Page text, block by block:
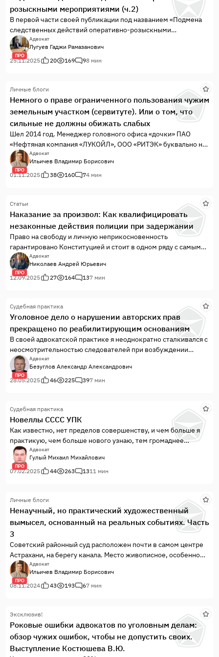
розыскными мероприятиями (ч.2)
В первой части своей публикации под названием «Подмена
следственных действий оперативно-розыскными
мероприятиями часть 1» мною был затронут вопрос
недопустимости подмены обыска ОРМ «Обследование
помещений, зданий, сооружений, участков местности и
подмены допроса подозреваемого, обвиняемого
объяснениями, которые даются в рамках ОРМ «Опрос»,
«Оперативный эксперимент», «Проверочная закупка»,
проводимых как до возбуждения уголовного дела, так и в
ходе оперативного сопровождения расследуемого
уголовного дела.
ПРО
Адвокат
Лугуев Гаджи Рамазанович
25.11.2025
20 169 98 мин
Личные блоги
Немного о праве ограниченного пользования чужим
земельным участком (сервитуте). Или о том, что
сильные не должны обижать слабых
Шел 2014 год. Менеджер головного офиса «дочки» ПАО
«Нефтяная компания «ЛУКОЙЛ», ООО «РИТЭК» буквально на
пороге зала судебного заседания остановил Галину и
предложил договориться по спорному вопросу без суда.Суть
спорного вопроса заключается в том, что Галина, простой
ПРО
Адвокат
Ильичев Владимир Борисович
01.11.2025
38 160 74 мин
Статьи
Наказание за произвол: Как квалифицировать
незаконные действия полиции при задержании
Право на свободу и личную неприкосновенность
гарантировано Конституцией и стоит в одном ряду с самыми
важными правами человека. Но именно в этой области чаще
всего возникают спорные ситуации, когда речь заходит о
действиях полиции при задержании и удержании граждан.
тем, знание правил и алгоритмов поведения в таких случаях
— это не только способ защитить себя, но и инструмент для
того, чтобы впоследствии привлечь сотрудников к
ответственности.
ПРО
Адвокат
Николаев Андрей Юрьевич
12.09.2025
27 164 137 мин
Судебная практика
Уголовное дело о нарушении авторских прав
прекращено по реабилитирующим основаниям
В своей адвокатской практике я неоднократно сталкивался с
неосмотрительностью следователей при возбуждении
уголовных дел, зачастую следствие выступает лишь, как
«инструмент» в руках так называемых потерпевших, такая
ситуация возникла и по уголовному делу о нарушении
ПРО
Адвокат
Безуглов Александр Александрович
28.05.2025
46 225 397 мин
Судебная практика
Новеллы СССС УПК
Как известно, нет пределов совершенству, и чем больше я
практикую, чем больше нового узнаю, тем громаднее
становится моё осознание, как же мало я на самом деле
знаю. Особенно сильно такое осознание посещает меня,
когда я сталкиваюсь с абсолютно свежайшими правовыми
ПРО
Адвокат
Гулый Михаил Михайлович
07.02.2025
44 263 1311 мин
Личные блоги
Ненаучный, но практический художественный
вымысел, основанный на реальных событиях. Часть
3
Советский районный суд расположен почти в самом центре
Астрахани, на берегу канала. Место живописное, особенно
весной, пока жестокое солнце астраханских полупустынь не
высушило всю местную флору. В городе много воды,
относительно ухоженные и благоустроенные набережные
ПРО
Адвокат
Ильичев Владимир Борисович
08.11.2024
43 193 67 мин
Эксклюзив!
Роковые ошибки адвокатов по уголовным делам:
обзор чужих ошибок, чтобы не допустить своих.
Выступление Костюшева В.Ю.